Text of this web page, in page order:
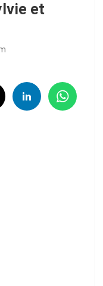
et